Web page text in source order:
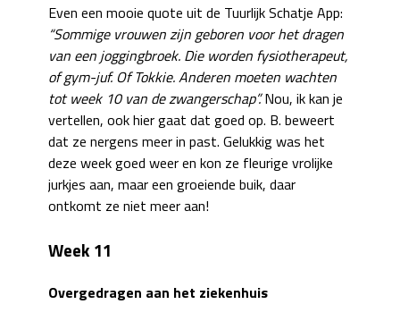
Even een mooie quote uit de Tuurlijk Schatje App:
“Sommige vrouwen zijn geboren voor het dragen
van een joggingbroek. Die worden fysiotherapeut,
of gym-juf. Of Tokkie. Anderen moeten wachten
tot week 10 van de zwangerschap”.Nou, ik kan je
vertellen, ook hier gaat dat goed op. B. beweert
dat ze nergens meer in past. Gelukkig was het
deze week goed weer en kon ze fleurige vrolijke
jurkjes aan, maar een groeiende buik, daar
ontkomt ze niet meer aan!
Week 11
Overgedragen aan het ziekenhuis